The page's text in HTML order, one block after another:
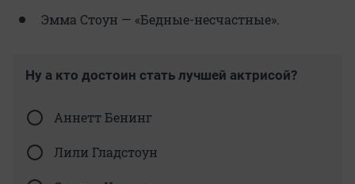
Эмма Стоун — «Бедные-несчастные».
Ну а кто достоин стать лучшей актрисой?
Аннетт Бенинг
Лили Гладстоун